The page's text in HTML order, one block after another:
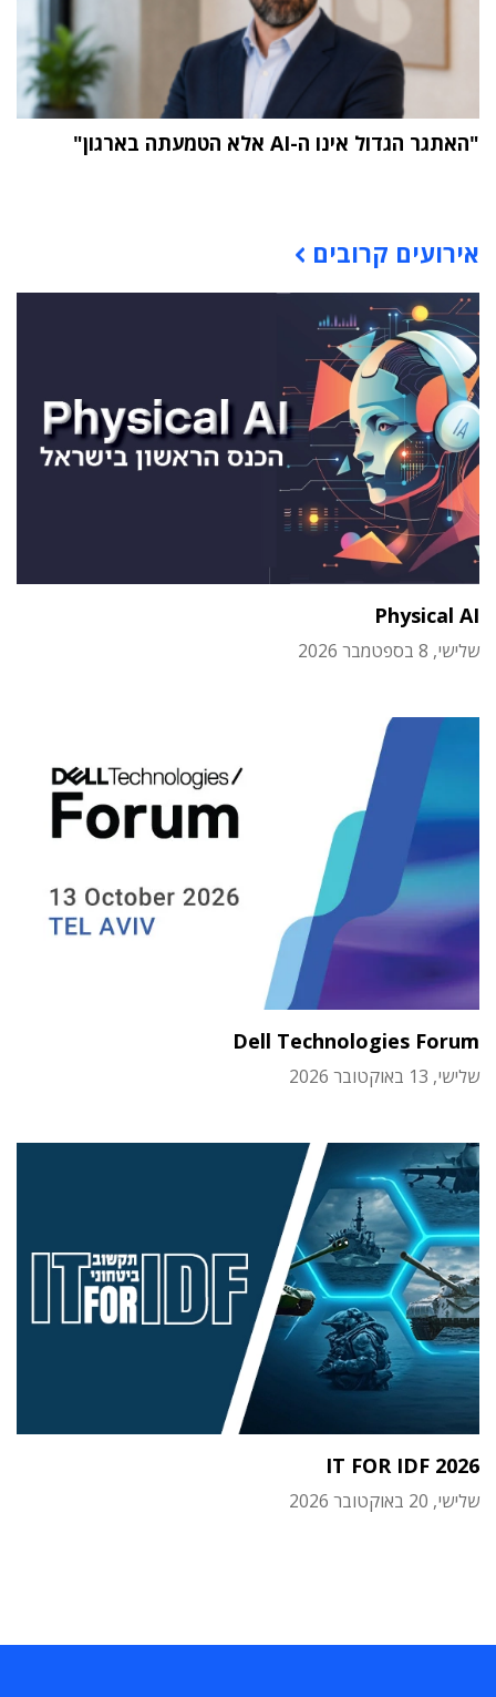
"האתגר הגדול אינו ה-AI אלא הטמעתה בארגון"
אירועים קרובים
Physical AI
שלישי, 8 בספטמבר 2026
Dell Technologies Forum
שלישי, 13 באוקטובר 2026
IT FOR IDF 2026
שלישי, 20 באוקטובר 2026